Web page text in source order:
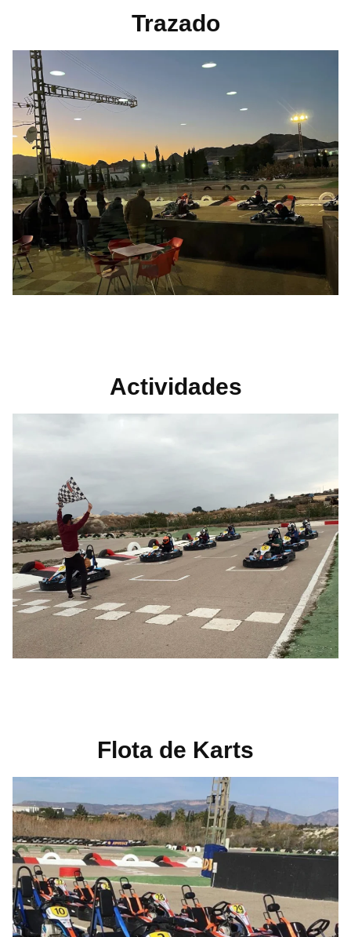
Trazado
Actividades
Flota de Karts